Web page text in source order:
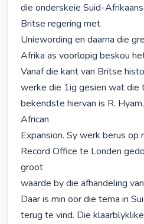
die onderskeie Suid-
Britse regering met
Uniewording en daarna die
Afrika as voorlopig beskou
Vanaf die kant van Britse
werke die 1ig gesien wat die
bekendste hiervan is R.
African
Expansion. Sy werk berus op
Record Office te Londen
groot
waarde by die afhandeling
Daar is min oor die tema in
terug te vind. Die